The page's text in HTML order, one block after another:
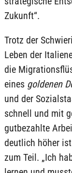
Zukunft“.
Trotz der
Leben der
die
eines goldenen
und der
schnell und mit
gutbezahlte
deutlich höher
zum Teil. „Ich